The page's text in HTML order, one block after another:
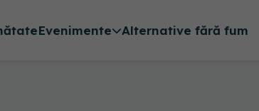
Evenimente Alternative fără fum